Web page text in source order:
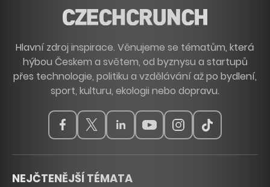
Hlavní zdroj inspirace. Věnujeme se tématům, která
hýbou Českem a světem, od byznysu a startupů
přes technologie, politiku a vzdělávání až po bydlení,
sport, kulturu, ekologii nebo dopravu.
NEJČTENĚJŠÍ TÉMATA